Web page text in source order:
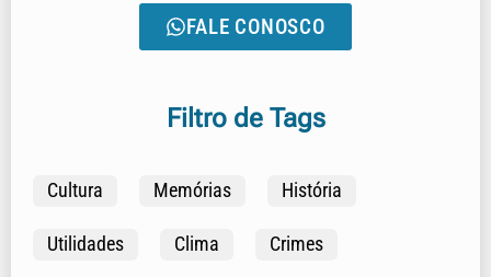
FALE CONOSCO
Filtro de Tags
Cultura Memórias História
Utilidades Clima Crimes